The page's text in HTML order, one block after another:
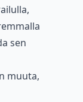
sen
muuta,